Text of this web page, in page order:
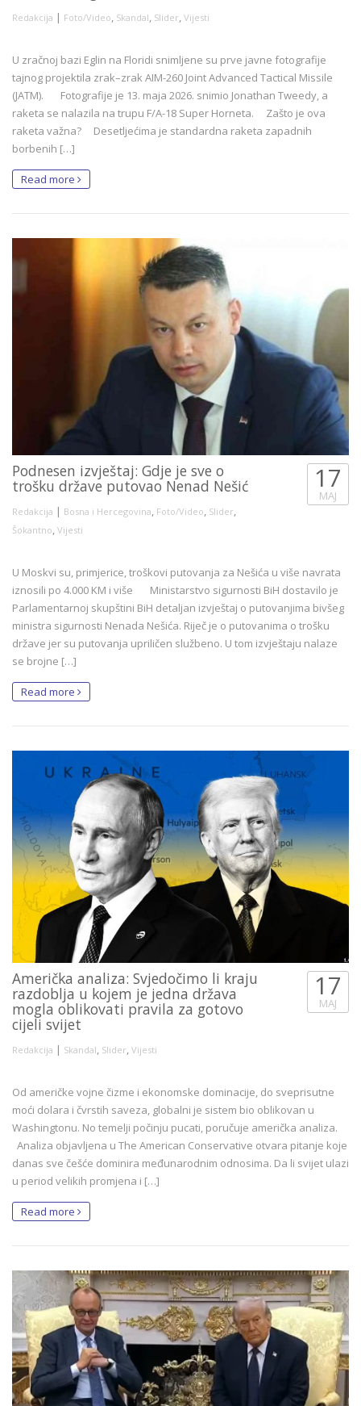
Redakcija | Foto/Video, Skandal, Slider, Vijesti
U zračnoj bazi Eglin na Floridi snimljene su prve javne fotografije
tajnog projektila zrak–zrak AIM-260 Joint Advanced Tactical Missile
(JATM). Fotografije je 13. maja 2026. snimio Jonathan Tweedy, a
raketa se nalazila na trupu F/A-18 Super Horneta. Zašto je ova
raketa važna? Desetljećima je standardna raketa zapadnih
borbenih […]
Read more
Podnesen izvještaj: Gdje je sve o
trošku države putovao Nenad Nešić
Redakcija | Bosna i Hercegovina, Foto/Video, Slider,
Šokantno, Vijesti
17
MAJ
U Moskvi su, primjerice, troškovi putovanja za Nešića u više navrata
iznosili po 4.000 KM i više Ministarstvo sigurnosti BiH dostavilo je
Parlamentarnoj skupštini BiH detaljan izvještaj o putovanjima bivšeg
ministra sigurnosti Nenada Nešića. Riječ je o putovanima o trošku
države jer su putovanja upriličen službeno. U tom izvještaju nalaze
se brojne […]
Read more
Američka analiza: Svjedočimo li kraju
razdoblja u kojem je jedna država
mogla oblikovati pravila za gotovo
cijeli svijet
Redakcija | Skandal Slider Vijesti
17
MAJ
Od američke vojne čizme i ekonomske dominacije, do sveprisutne
moći dolara i čvrstih saveza, globalni je sistem bio oblikovan u
Washingtonu. No temelji počinju pucati, poručuje američka analiza.
Analiza objavljena u The American Conservative otvara pitanje koje
danas sve češće dominira međunarodnim odnosima. Da li svijet ulazi
u period velikih promjena i […]
Read more